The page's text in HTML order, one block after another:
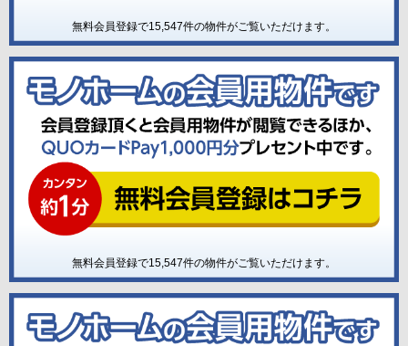
無料会員登録で15,547件の物件がご覧いただけます。
無料会員登録で15,547件の物件がご覧いただけます。